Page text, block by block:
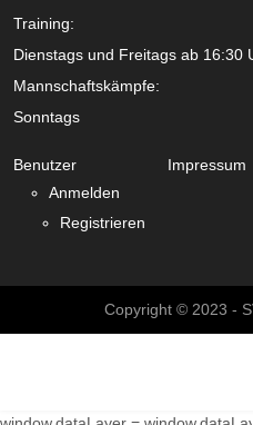
Training:
Dienstags und Freitags ab 16:30
Mannschaftskämpfe:
Sonntags
Benutzer
Anmelden
Registrieren
Impressum
Copyright © 2023 -